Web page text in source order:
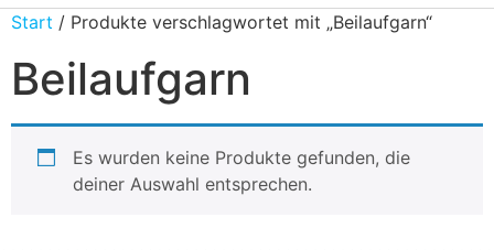
Start / Produkte verschlagwortet mit „Beilaufgarn“
Beilaufgarn
Es wurden keine Produkte gefunden, die
deiner Auswahl entsprechen.